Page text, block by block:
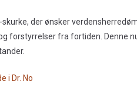
der ønsker
forstyrrelser fra fortiden. Denne
i Dr. No